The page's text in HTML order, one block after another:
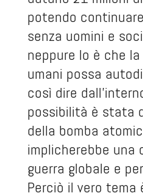
potendo
senza uomini e
neppure lo è che
umani possa
così dire
possibilità è stata
della bomba
implicherebbe una
guerra globale e
Perciò il vero